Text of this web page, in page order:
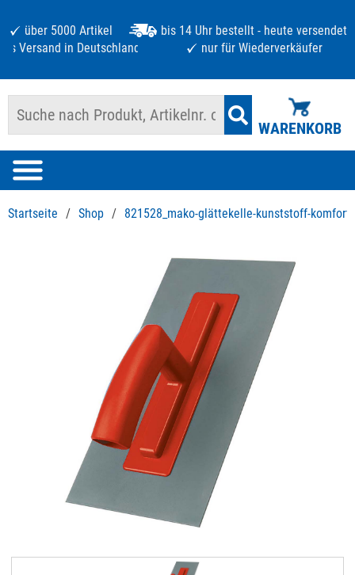
über 5000 Artikel
bis 14 Uhr bestellt - heute versendet
Versand in Deutschland ab 125 €
nur für Wiederverkäufer
WARENKORB
Startseite / Shop / 821528_mako-glättekelle-kunststoff-komfort